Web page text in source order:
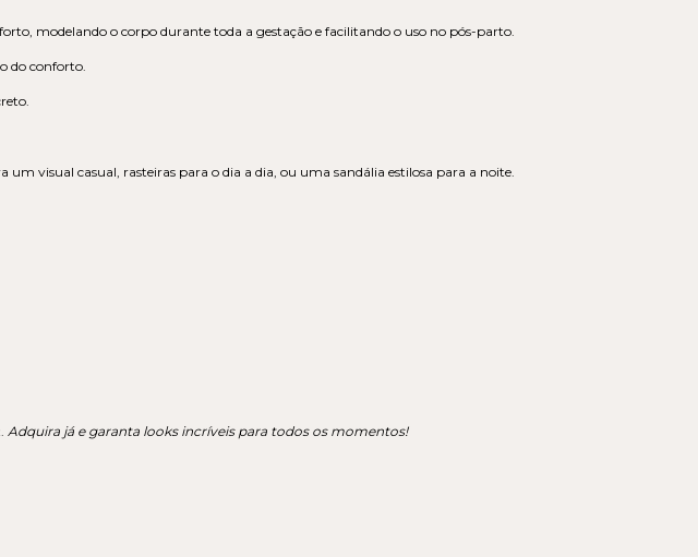
modelando o corpo durante toda a gestação e facilitando o uso no pós-parto.
do conforto.
um visual casual, rasteiras para o dia a dia, ou uma sandália estilosa para a noite.
Adquira já e garanta looks incríveis para todos os momentos!